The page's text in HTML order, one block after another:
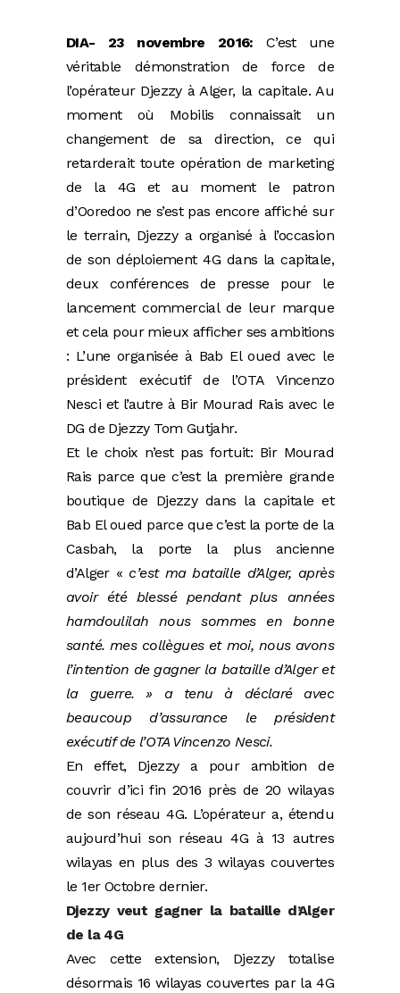
DIA- 23 novembre 2016: C’est une
véritable démonstration de force de
l’opérateur Djezzy à Alger, la capitale. Au
moment où Mobilis connaissait un
changement de sa direction, ce qui
retarderait toute opération de marketing
de la 4G et au moment le patron
d’Ooredoo ne s’est pas encore affiché sur
le terrain, Djezzy a organisé à l’occasion
de son déploiement 4G dans la capitale,
deux conférences de presse pour le
lancement commercial de leur marque
et cela pour mieux afficher ses ambitions
: L’une organisée à Bab El oued avec le
président exécutif de l’OTA Vincenzo
Nesci et l’autre à Bir Mourad Rais avec le
DG de Djezzy Tom Gutjahr.
Et le choix n’est pas fortuit: Bir Mourad
Rais parce que c’est la première grande
boutique de Djezzy dans la capitale et
Bab El oued parce que c’est la porte de la
Casbah, la porte la plus ancienne
d’Alger « c’est ma bataille d’Alger, après
avoir été blessé pendant plus années
hamdoulilah nous sommes en bonne
santé. mes collègues et moi, nous avons
l’intention de gagner la bataille d’Alger et
la guerre. » a tenu à déclaré avec
beaucoup d’assurance le président
exécutif de l’OTA Vincenzo Nesci.
En effet, Djezzy a pour ambition de
couvrir d’ici fin 2016 près de 20 wilayas
de son réseau 4G. L’opérateur a, étendu
aujourd’hui son réseau 4G à 13 autres
wilayas en plus des 3 wilayas couvertes
le 1er Octobre dernier.
Djezzy veut gagner la bataille d’Alger
de la 4G
Avec cette extension, Djezzy totalise
désormais 16 wilayas couvertes par la 4G